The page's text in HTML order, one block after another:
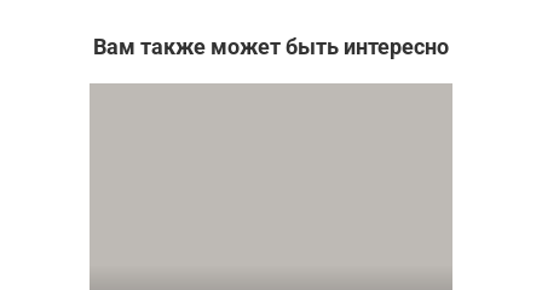
Вам также может быть интересно